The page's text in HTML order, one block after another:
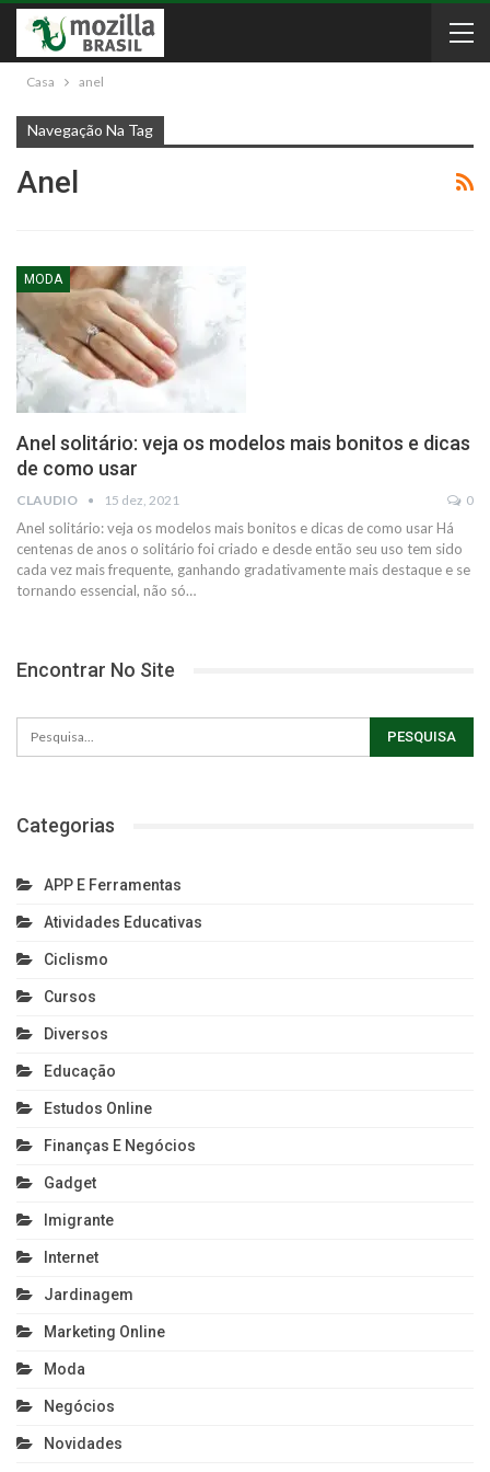
Casa anel
Navegação Na Tag
Anel
MODA
Anel solitário: veja os modelos mais bonitos e dicas
de como usar
CLAUDIO 15 dez, 2021 0
Anel solitário: veja os modelos mais bonitos e dicas de como usar Há
centenas de anos o solitário foi criado e desde então seu uso tem sido
cada vez mais frequente, ganhando gradativamente mais destaque e se
tornando essencial, não só…
Encontrar No Site
Categorias
APP E Ferramentas
Atividades Educativas
Ciclismo
Cursos
Diversos
Educação
Estudos Online
Finanças E Negócios
Gadget
Imigrante
Internet
Jardinagem
Marketing Online
Moda
Negócios
Novidades